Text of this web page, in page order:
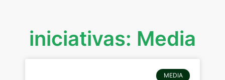
iniciativas: Media
MEDIA